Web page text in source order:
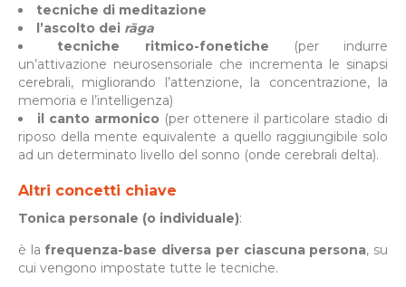
tecniche di meditazione
l’ascolto dei rāga
tecniche ritmico-fonetiche (per indurre
un’attivazione neurosensoriale che incrementa le sinapsi
cerebrali, migliorando l’attenzione, la concentrazione, la
memoria e l’intelligenza)
il canto armonico (per ottenere il particolare stadio di
riposo della mente equivalente a quello raggiungibile solo
ad un determinato livello del sonno (onde cerebrali delta).
Altri concetti chiave
Tonica personale (o individuale):
è la frequenza-base diversa per ciascuna persona, su
cui vengono impostate tutte le tecniche.